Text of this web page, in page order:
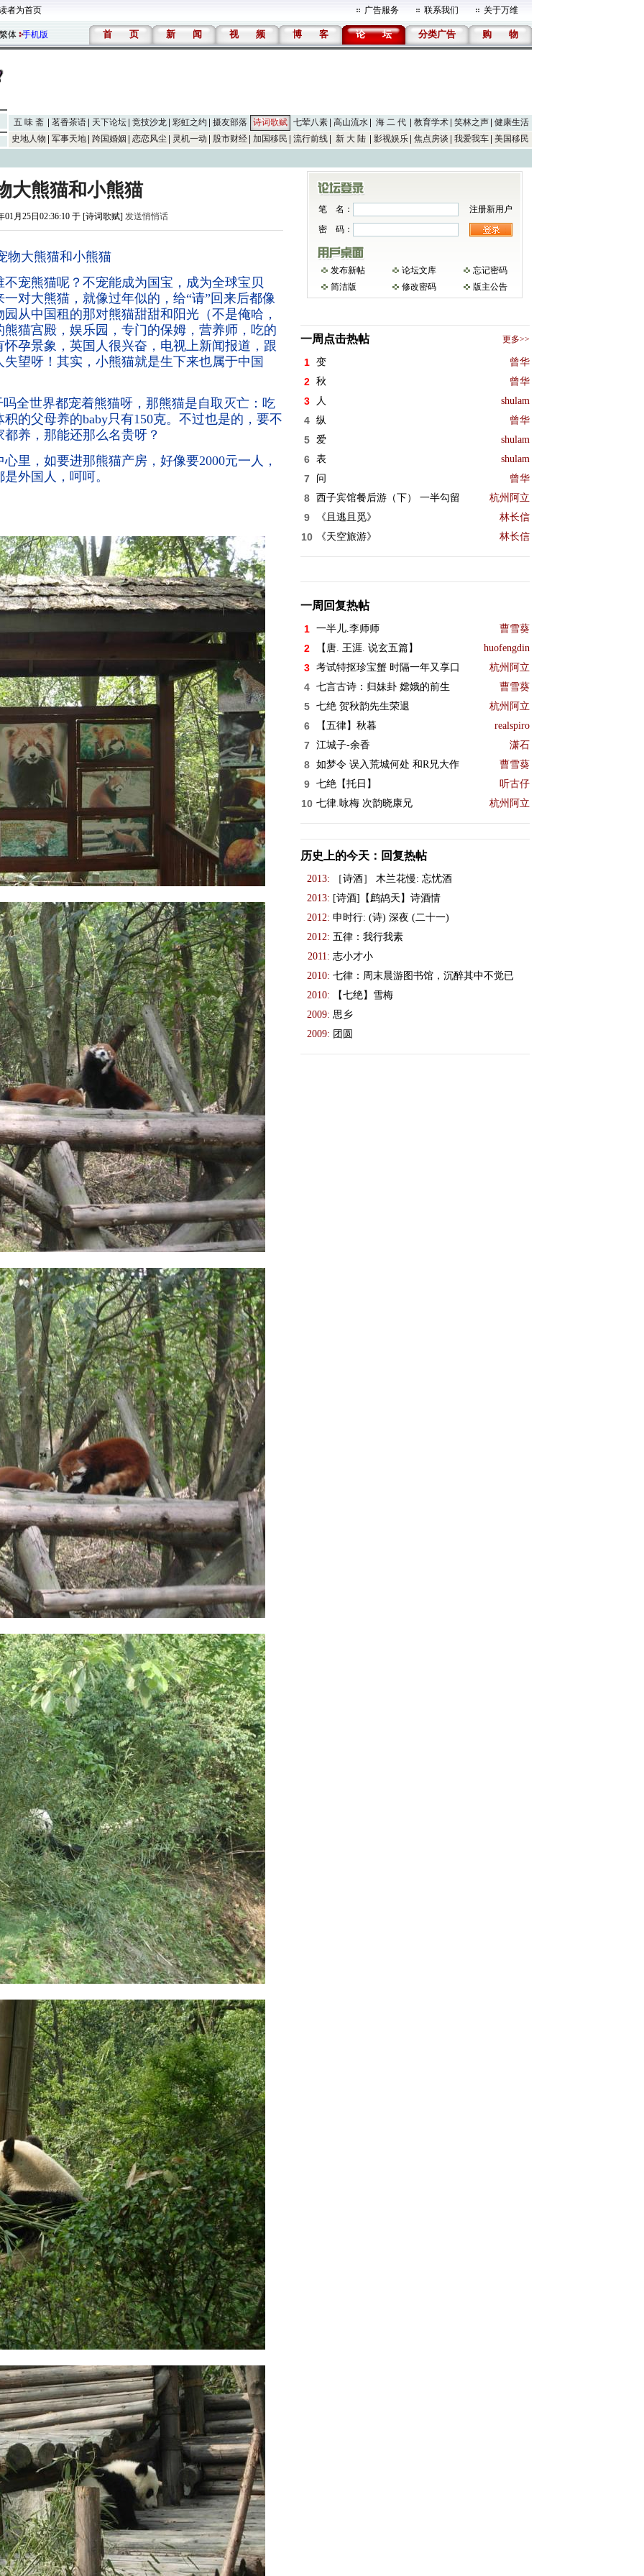
者为首页 广告服务 联系我们 关于万维
体 手机版 首 页 新 闻 视 频 博 客 论 坛 分类广告 购 物
五 味 斋 茗香茶语 天下论坛 竞技沙龙 彩虹之约 摄友部落 诗词歌赋 七荤八素 高山流水 海 二 代 教育学术 笑林之声
健康生活
史地人物
军事天地 跨国婚姻 恋恋风尘 灵机一动 股市财经 加国移民 流行前线 新 大 陆 影视娱乐 焦点房谈 我爱我车 美国移民
大熊猫和小熊猫
01月25日02:36:10 于 [诗词歌赋] 发送悄悄话
物大熊猫和小熊猫
宠熊猫呢？不宠能成为国宝，成为全球宝贝
对大熊猫，就像过年似的，给“请”回来后都像
从中国租的那对熊猫甜甜和阳光（不是俺哈，
猫宫殿，娱乐园，专门的保姆，营养师，吃的
孕景象，英国人很兴奋，电视上新闻报道，跟
望呀！其实，小熊猫就是生下来也属于中国
全世界都宠着熊猫呀，那熊猫是自取灭亡：吃
积的父母养的baby只有150克。不过也是的，要不
养，那能还那么名贵呀？
里，如要进那熊猫产房，好像要2000元一人，
外国人，呵呵。
笔 名：
注册新用户
密 码：
发布新帖 论坛文库
忘记密码
简洁版
修改密码 版主公告
一周点击热帖 更多>>
1 变 曾华
2 秋 曾华
3 人 shulam
4 纵 曾华
5 爱 shulam
6 表 shulam
7 问 曾华
8 西子宾馆餐后游（下） 一半勾留 杭州阿立
9 《且逃且觅》 林长信
10 《天空旅游》 林长信
一周回复热帖
1 一半儿.李师师 曹雪葵
2 【唐. 王涯. 说玄五篇】 huofengdin
3 考试特抠珍宝蟹 时隔一年又享口 杭州阿立
4 七言古诗：归妹卦 嫦娥的前生 曹雪葵
5 七绝 贺秋韵先生荣退 杭州阿立
6 【五律】秋暮 realspiro
7 江城子-余香 潇石
8 如梦令 误入荒城何处 和R兄大作 曹雪葵
9 七绝【托日】 听古仔
10 七律.咏梅 次韵晓康兄 杭州阿立
历史上的今天：回复热帖
2013:
［诗酒］ 木兰花慢: 忘忧酒
2013: [诗酒]【鹧鸪天】诗酒情
2012: 申时行: (诗) 深夜 (二十一)
2012: 五律：我行我素
2011: 志小才小
2010: 七律：周末晨游图书馆，沉醉其中不觉已
2010:
【七绝】雪梅
2009: 思乡
2009: 团圆